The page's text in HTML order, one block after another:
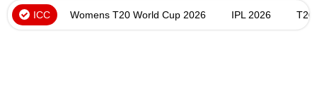
ICC Womens T20 World Cup 2026 IPL 2026 T20